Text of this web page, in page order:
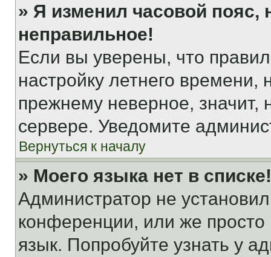
» Я изменил часовой пояс,
неправильное!
Если вы уверены, что
настройку летнего
прежнему неверное, значит,
сервере. Уведомите
Вернуться к началу
» Моего языка нет в списке!
Администратор не
конференции, или же
язык. Попробуйте узнать у